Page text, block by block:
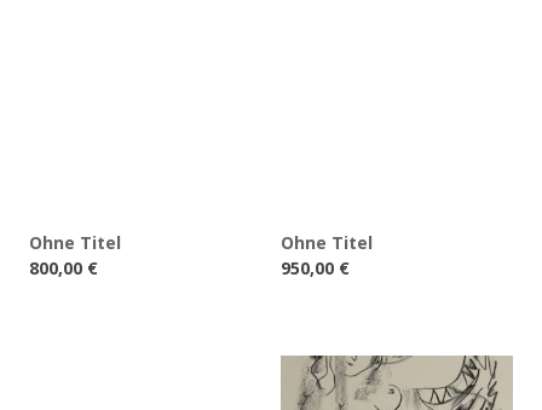
Ohne Titel
800,00 €
Ohne Titel
950,00 €